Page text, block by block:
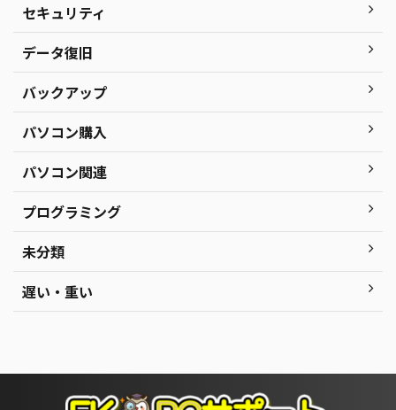
セキュリティ
データ復旧
バックアップ
パソコン購入
パソコン関連
プログラミング
未分類
遅い・重い